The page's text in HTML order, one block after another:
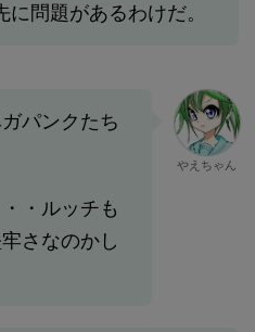
に問題があるわけだ。
パンクたち
・ルッチも
さなのかし
やえちゃん